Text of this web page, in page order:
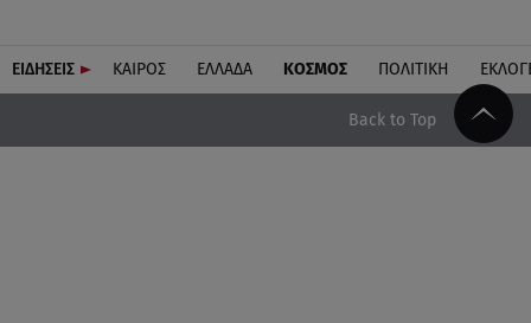
ΕΙΔΗΣΕΙΣ ΚΑΙΡΟΣ ΕΛΛΑΔΑ ΚΟΣΜΟΣ ΠΟΛΙΤΙΚΗ
Back to Top